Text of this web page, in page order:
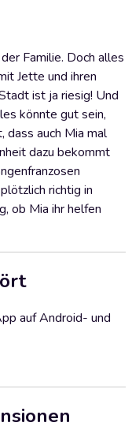
Familie. Doch alles
Jette und ihren
ist ja riesig! Und
könnte gut sein,
dass auch Mia mal
dazu bekommt
richtig in
ob Mia ihr helfen
auf Android- und